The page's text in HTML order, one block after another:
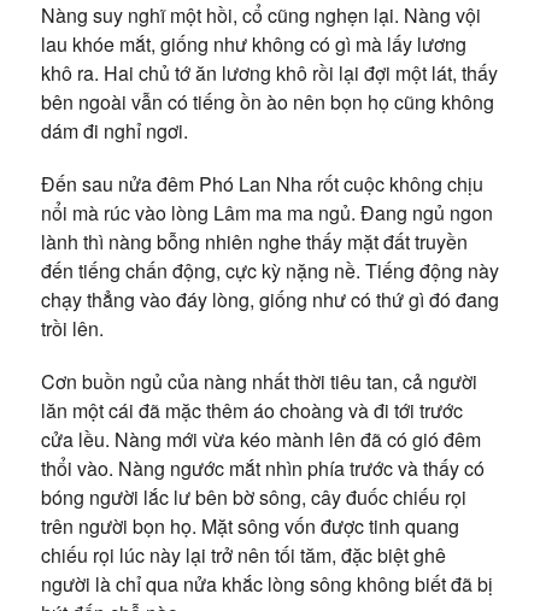
Nàng suy nghĩ một hồi, cổ cũng nghẹn lại. Nàng vội
lau khóe mắt, giống như không có gì mà lấy lương
khô ra. Hai chủ tớ ăn lương khô rồi lại đợi một lát, thấy
bên ngoài vẫn có tiếng ồn ào nên bọn họ cũng không
dám đi nghỉ ngơi.
Đến sau nửa đêm Phó Lan Nha rốt cuộc không chịu
nổi mà rúc vào lòng Lâm ma ma ngủ. Đang ngủ ngon
lành thì nàng bỗng nhiên nghe thấy mặt đất truyền
đến tiếng chấn động, cực kỳ nặng nề. Tiếng động này
chạy thẳng vào đáy lòng, giống như có thứ gì đó đang
trồi lên.
Cơn buồn ngủ của nàng nhất thời tiêu tan, cả người
lăn một cái đã mặc thêm áo choàng và đi tới trước
cửa lều. Nàng mới vừa kéo mành lên đã có gió đêm
thổi vào. Nàng ngước mắt nhìn phía trước và thấy có
bóng người lắc lư bên bờ sông, cây đuốc chiếu rọi
trên người bọn họ. Mặt sông vốn được tinh quang
chiếu rọi lúc này lại trở nên tối tăm, đặc biệt ghê
người là chỉ qua nửa khắc lòng sông không biết đã bị